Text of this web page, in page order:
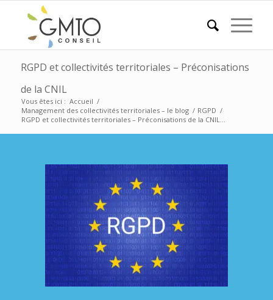
RGPD et collectivités territoriales – Préconisations
de la CNIL
Vous êtes ici : Accueil /
Management des collectivités territoriales – le blog / RGPD /
RGPD et collectivités territoriales – Préconisations de la CNIL...